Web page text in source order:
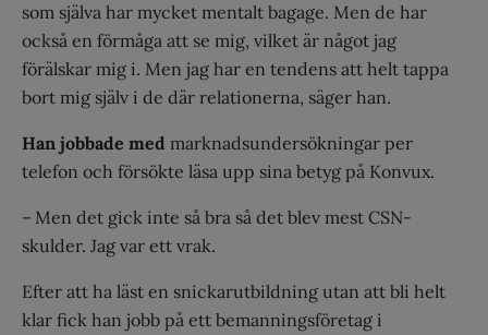
som själva har mycket mentalt bagage. Men de har
också en förmåga att se mig, vilket är något jag
förälskar mig i. Men jag har en tendens att helt tappa
bort mig själv i de där relationerna, säger han.
Han jobbade med marknadsundersökningar per
telefon och försökte läsa upp sina betyg på Konvux.
– Men det gick inte så bra så det blev mest CSN-
skulder. Jag var ett vrak.
Efter att ha läst en snickarutbildning utan att bli helt
klar fick han jobb på ett bemanningsföretag i